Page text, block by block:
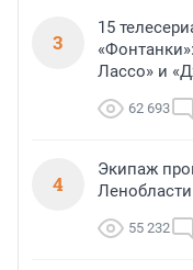
3
15
Лассо» и
62 693
4
Экипаж
55 232